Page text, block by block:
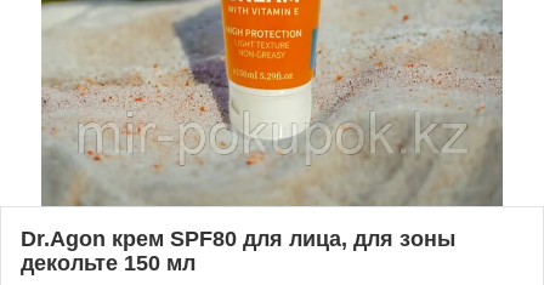
Dr.Agon крем SPF80 для лица, для зоны
декольте 150 мл